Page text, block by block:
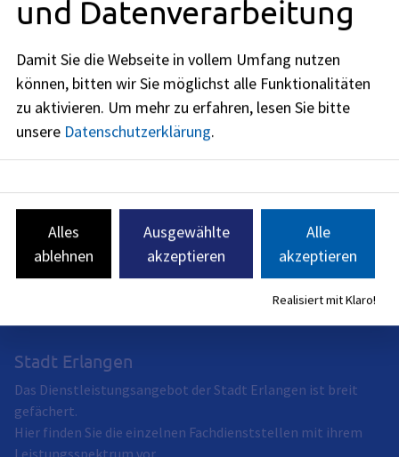
Rechtsbehelf
Weiterführende Links
Verwandte Themen
Redaktionell verantwortlich: Bayerisches Staatsministerium
des Innern, für Sport und Integration (siehe
BayernPortal
Stadt Erlangen
Das Dienstleistungsangebot der Stadt Erlangen ist breit
gefächert.
Hier finden Sie die einzelnen Fachdienststellen mit ihrem
Leistungsspektrum vor.
und Datenverarbeitung
Damit Sie die Webseite in vollem Umfang nutzen
können, bitten wir Sie möglichst alle Funktionalitäten
zu aktivieren. Um mehr zu erfahren, lesen Sie bitte
unsere Datenschutzerklärung.
Alles
ablehnen
Ausgewählte
akzeptieren
Alle
akzeptieren
Realisiert mit Klaro!